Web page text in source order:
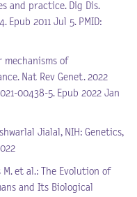
and practice. Dig Dis.
Epub 2011 Jul 5. PMID:
mechanisms of
Nat Rev Genet. 2022
00438-5. Epub 2022 Jan
Jialal, NIH: Genetics,
M. et al.: The Evolution of
and Its Biological